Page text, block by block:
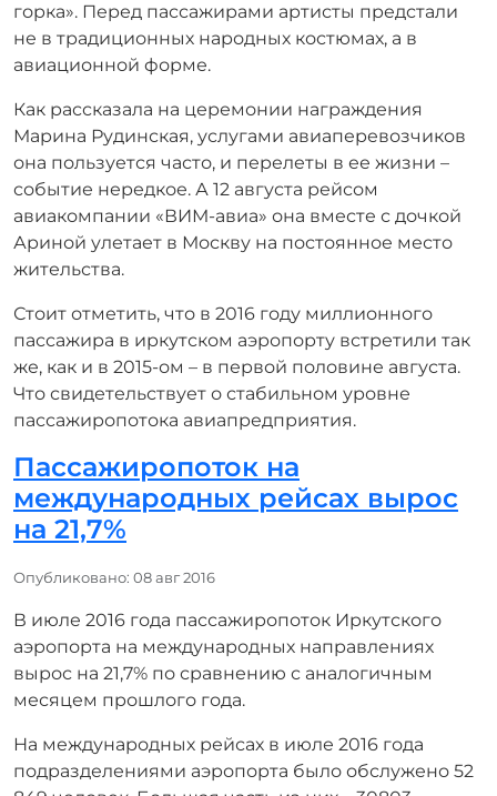
горка». Перед пассажирами артисты предстали
не в традиционных народных костюмах, а в
авиационной форме.
Как рассказала на церемонии награждения
Марина Рудинская, услугами авиаперевозчиков
она пользуется часто, и перелеты в ее жизни –
событие нередкое. А 12 августа рейсом
авиакомпании «ВИМ-авиа» она вместе с дочкой
Ариной улетает в Москву на постоянное место
жительства.
Стоит отметить, что в 2016 году миллионного
пассажира в иркутском аэропорту встретили так
же, как и в 2015-ом – в первой половине августа.
Что свидетельствует о стабильном уровне
пассажиропотока авиапредприятия.
Пассажиропоток на
международных рейсах вырос
на 21,7%
Информация о материале
Опубликовано: 08 авг 2016
В июле 2016 года пассажиропоток Иркутского
аэропорта на международных направлениях
вырос на 21,7% по сравнению с аналогичным
месяцем прошлого года.
На международных рейсах в июле 2016 года
подразделениями аэропорта было обслужено 52